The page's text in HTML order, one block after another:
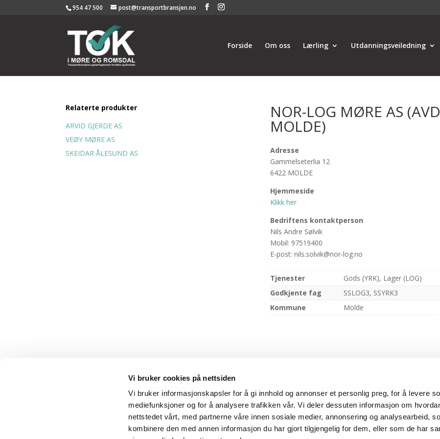
Vi bruker cookies på nettsiden
Vi bruker informasjonskapsler for å gi innhold og annonser et personlig preg, for å levere
mediefunksjoner og for å analysere trafikken vår. Vi deler dessuten informasjon om
nettstedet vårt, med partnerne våre innen sosiale medier, annonsering og analysearbeid,
kombinere den med annen informasjon du har gjort tilgjengelig for dem, eller som de har
954 47 500 post@transportbransjen.no
Forside Om oss Lærling Utdanningsveiledning
Relaterte produkter
ARVID GJERDE AS
VEØY MØRE AS
SKEIDAR ÅLESUND AS
NOR-LOG MØRE AS (AVD
MOLDE)
Adresse
Gammelseterlia 12
6422 MOLDE
Hjemmeside
Klikk her
Bedriftens kontaktperson
Nils Andre Sølvik
Mobil: 97519400
E-post: nils.solvik@nor-log.no
Tjenester
Gods (YRK), Lager (LOG)
Godkjente fag
SSLOG3, SSYRK3
Kommune
Molde
© Copyright Transportbransjens opplæringskontor for Møre og Romsdal
Cookies-erklæring
Laget av BK onCode